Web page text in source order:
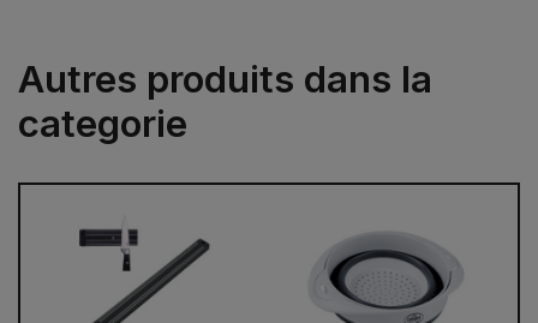
Autres produits dans la
categorie